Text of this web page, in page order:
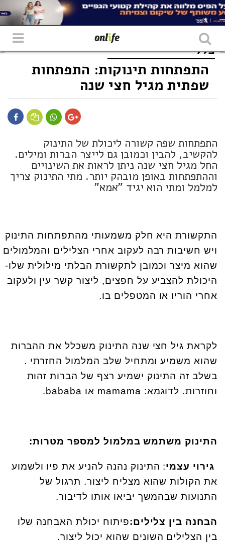
כללי
התפתחות תינוקות: התפתחות
שפתית מגיל חצי שנה
התפתחות שפה קשורה ליכולת של התינוק
להקשיב, להבין וכמובן גם לייצר הברות ומילים.
החל מגיל חצי שנה ניתן לראות את השינויים
וההתפתחות באופן מובהק יותר. מתי התינוק צריך
למלמל ומתי הוא יגיד "אמא"
התקשורת היא חלק משמעותי מהתפתחות התינוק
ויש חשיבות רבה לעקוב אחרי הצלילים והמלמולים
שהוא מיצר וכמובן לתקשורת הבלתי מילולית שלו-
היכולת להצביע על חפצים, ליצור קשר עין ולעקוב
אחרי הוריו או המטפלים בו.
לקראת גיל חצי שנה התינוק משכלל את ההברות
שהוא משמיע ומתחיל שלב המלמול החזרתי .
בשלב זה התינוק ישמיע רצף של הברות זהות
וחוזרות. לדוגמא: mamama או bababa
.
התינוק משתמש במלמול למספר מטרות:
גירוי עצמי: התינוק נהנה להניע את פיו ולשמוע
את הקולות שהוא מצליח ליצור. תרגול של
התנועות שבהמשך יביאו אותו לדיבור.
הבחנה בין צלילים:פיתוח יכולת האבחנה שלו
בין הצלילים השונים שהוא יכול ליצור.